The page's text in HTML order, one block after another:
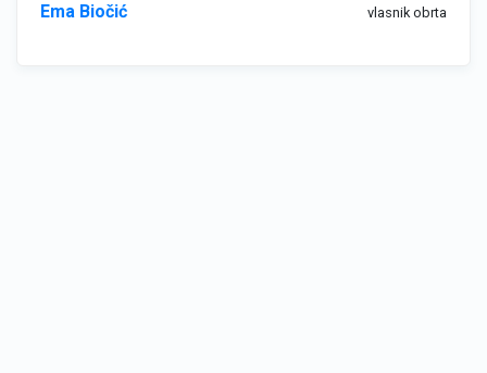
Ema Biočić vlasnik obrta